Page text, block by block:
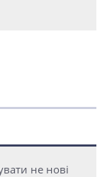
не нові